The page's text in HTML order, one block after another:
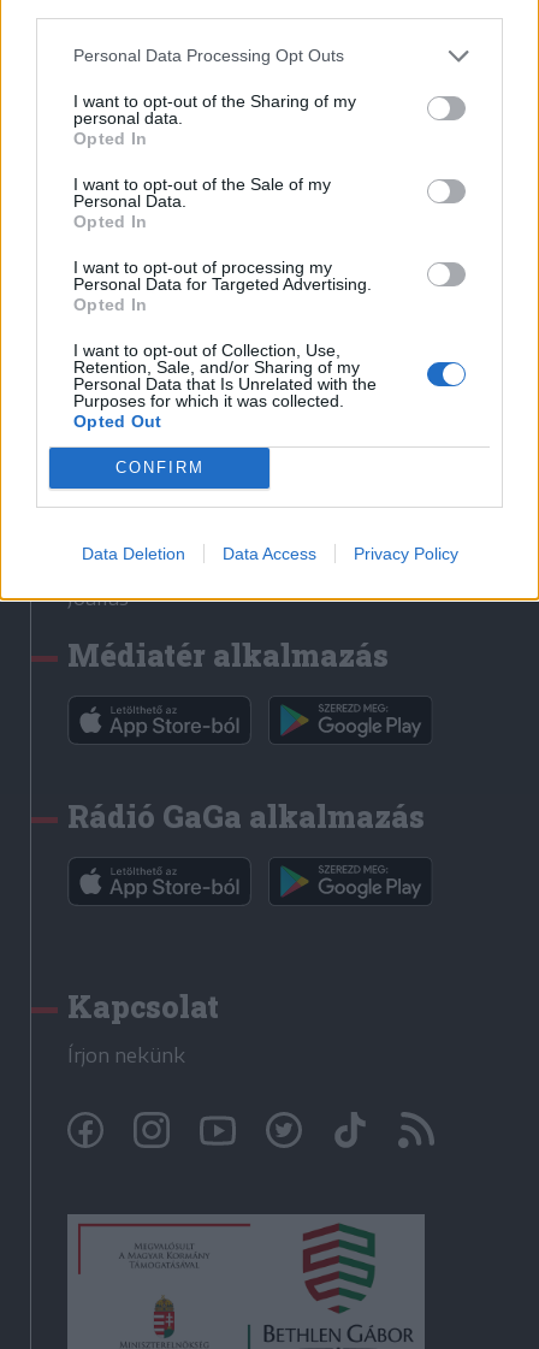
Personal Data Processing Opt Outs
I want to opt-out of the Sharing of my
personal data.
Opted In
I want to opt-out of the Sale of my
Personal Data.
Opted In
I want to opt-out of processing my
Personal Data for Targeted Advertising.
Opted In
I want to opt-out of Collection, Use,
Retention, Sale, and/or Sharing of my
Personal Data that Is Unrelated with the
Purposes for which it was collected.
Opted Out
CONFIRM
Data Deletion Data Access Privacy Policy
Nyomtatott lapjaink archívuma
Székely Hírmondó archívuma
Sütibeállítások
Médiatér
Liget
Krónika
Bihari Napló
Erdélyi Napló
Főtér
Rádió GaGa
Jóállás
Médiatér alkalmazás
Rádió GaGa alkalmazás
Kapcsolat
Írjon nekünk